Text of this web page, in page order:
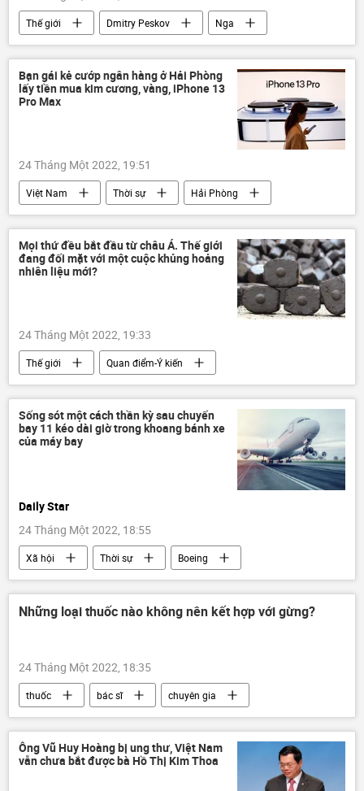
Thế giới Dmitry Peskov
Nga
xung đột
Điện Kremlin
Ukraina
phương Tây
NATO
Bạn gái kẻ cướp ngân hàng ở Hải Phòng
lấy tiền mua kim cương, vàng, iPhone 13
Pro Max
24 Tháng Một 2022, 19:51
Việt Nam Thời sự
Hải Phòng
Pháp luật
Vietcombank
Mọi thứ đều bắt đầu từ châu Á. Thế giới
đang đối mặt với một cuộc khủng hoảng
nhiên liệu mới?
24 Tháng Một 2022, 19:33
Thế giới
Quan điểm-Ý kiến
Trung Quốc
khủng hoảng
Á-Thái Bình Dương
Indonesia
năng lượng
nhiên liệu
than
Sống sót một cách thần kỳ sau chuyến
bay 11 kéo dài giờ trong khoang bánh xe
của máy bay
Daily Star
24 Tháng Một 2022, 18:55
Xã hội Thời sự
Boeing
máy bay
Những loại thuốc nào không nên kết hợp với gừng?
24 Tháng Một 2022, 18:35
thuốc bác sĩ
chuyên gia
Sức khoẻ
Ông Vũ Huy Hoàng bị ung thư, Việt Nam
vẫn chưa bắt được bà Hồ Thị Kim Thoa